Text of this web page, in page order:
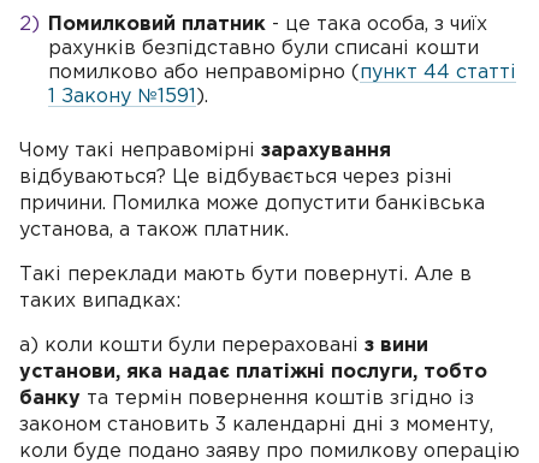
Помилковий платник - це така особа, з чиїх
рахунків безпідставно були списані кошти
помилково або неправомірно ( пункт 44 статті
1 Закону №1591
).
Чому такі неправомірні зарахування
відбуваються? Це відбувається через різні
причини. Помилка може допустити банківська
установа, а також платник.
Такі переклади мають бути повернуті. Але в
таких випадках:
а) коли кошти були перераховані з вини
установи, яка надає платіжні послуги, тобто
банку та термін повернення коштів згідно із
законом становить 3 календарні дні з моменту,
коли буде подано заяву про помилкову операцію